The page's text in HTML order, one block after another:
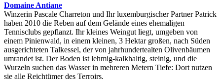
Domaine Antiane
Winzerin Pascale Charreton und Ihr luxemburgischer Partner Patrick
haben 2010 die Reben auf dem Gelände eines ehemaligen
Tennisclubs gepflanzt. Ihr kleines Weingut liegt, umgeben von
einem Pinienwald, in einem kleinen, 3 Hektar großen, nach Süden
ausgerichteten Talkessel, der von jahrhundertealten Olivenbäumen
umrandet ist. Der Boden ist lehmig-kalkhaltig, steinig, und die
Wurzeln suchen das Wasser in mehreren Metern Tiefe: Dort nutzen
sie alle Reichtümer des Terroirs.